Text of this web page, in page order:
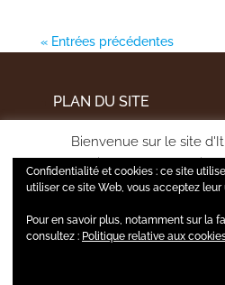
« Entrées précédentes
PLAN DU SITE
POLITIQUE DE
Bienvenue sur le site
pour améliorer votre
l'audience de notre site, nous
A tout moment, vous pourrez
Politique de
Confidentialité et cookies : ce site
utiliser ce site Web, vous acceptez leur
Pour en savoir plus, notamment sur la
consultez : Politique relative aux